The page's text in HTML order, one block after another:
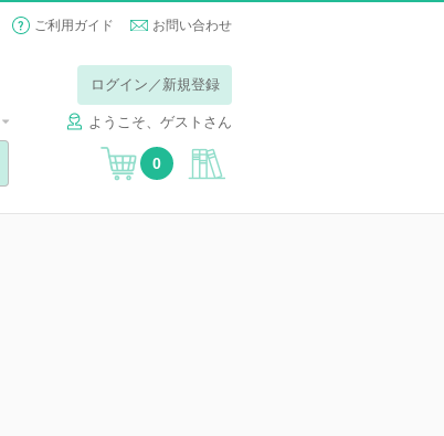
ご利用ガイド お問い合わせ
ログイン／新規登録
ようこそ、ゲストさん
0